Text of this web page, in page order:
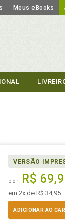
Meus eBooks
VERSÃO
por R$
em 2x de R$ 34,95
ADICIONAR AO